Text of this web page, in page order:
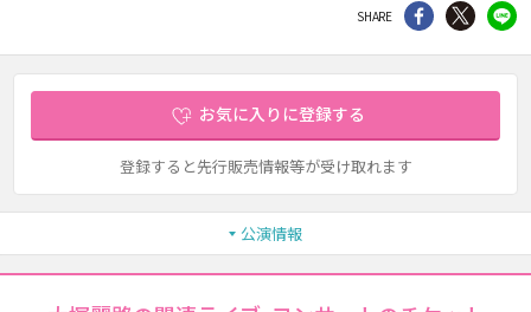
SHARE シェア Twitter
お気に入りに登録する
登録すると先行販売情報等が受け取れます
公演情報